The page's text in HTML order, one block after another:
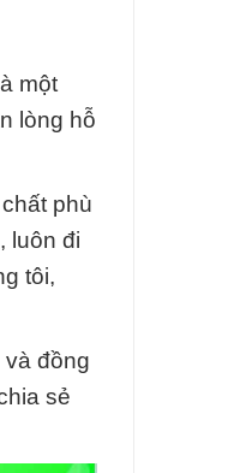
một
lòng hỗ
phù
luôn đi
tôi,
đồng
sẻ